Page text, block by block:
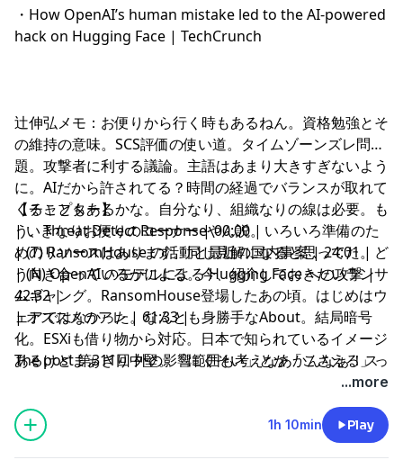
・ How OpenAI’s human mistake led to the AI-powered
hack on Hugging Face | TechCrunch
辻伸弘メモ：お便りから行く時もあるねん。資格勉強とそ
の維持の意味。SCS評価の使い道。タイムゾーンズレ問
題。攻撃者に利する議論。主語はあまり大きすぎないよう
に。AIだから許されてる？時間の経過でバランスが取れて
くることもあるかな。自分なり、組織なりの線は必要。も
う、Threat Detect Responseやん説。いろいろ準備のた
めのリソースはあります。同じ見解になると思ってた。ど
う向き合っているかによる。今、紹介しておきたいランサ
ムギャング。RansomHouse登場したあの頃。はじめはウ
ェアではなかった。なんとも身勝手なAbout。結局暗号
化。ESXiも借り物から対応。日本で知られているイメージ
あるけどまぁぎり中堅。「にくそい」とか「こさえる」っ
てあんまり言いません？報道で言われていることの是非。
リークには間違いもあることに注意。原因は一旦さてお
き、でた影響についてフォーカスしてみよう。学校給食の
件は自分にとっては盲点でした。自分たちから、自分たち
【チャプター】
| いきなりお便りのコーナー | 00:00 |
| (T) RansomHouse の活動と最近の国内事案 | 24:01 |
| (N) OpenAI のモデルによる Hugging Face への攻撃 |
42:32 |
| オススメのアレ | 61:33 |
The post第311回 外の影響範囲も考えなあかんなぁ！ス
podcast - #セキュリティの
...more
1h 10min Play